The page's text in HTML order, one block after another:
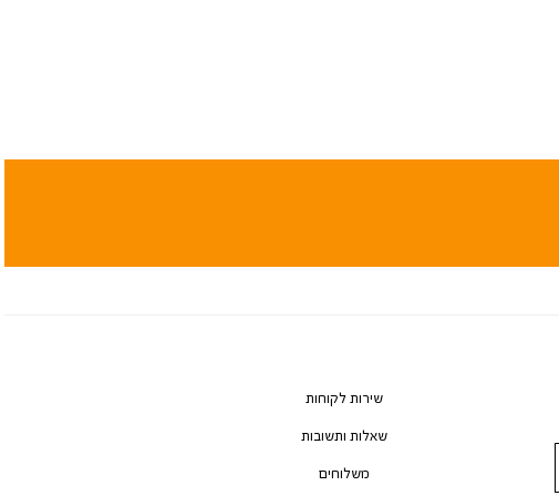
שירות לקוחות
שאלות ותשובות
משלוחים